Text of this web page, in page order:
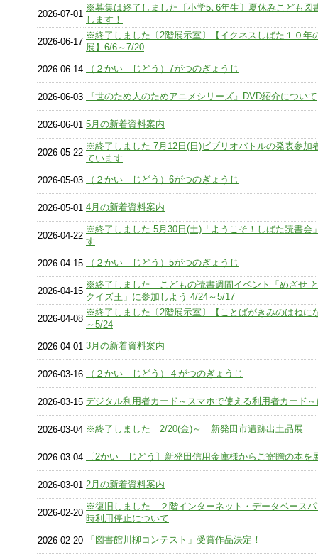
2026-07-01
※募集は終了しました〔小学5､6年生〕夏休みこども図
します！
2026-06-17
※終了しました〔2階展示室〕【イクネスしばた１０年
展】6/6～7/20
2026-06-14 （２かい じどう）7がつのぎょうじ
2026-06-03 『世のため人のためアニメシリーズ』DVD紹介について
2026-06-01 5月の新着資料案内
2026-05-22
※終了しました 7月12日(日)ビブリオバトルの発表参加
ています
2026-05-03 （２かい じどう）6がつのぎょうじ
2026-05-01 4月の新着資料案内
2026-04-22
※終了しました 5月30日(土)「ようこそ！しばた読書会
す
2026-04-15 （２かい じどう）5がつのぎょうじ
2026-04-15
※終了しました こどもの読書週間イベント「めざせ
クイズ王」に参加しよう 4/24～5/17
2026-04-08
※終了しました〔2階展示室〕【ことばがきみのはねに
～5/24
2026-04-01 3月の新着資料案内
2026-03-16 （２かい じどう）４がつのぎょうじ
2026-03-15 デジタル利用者カード～スマホで使える利用者カード
2026-03-04 ※終了しました 2/20(金)～ 新発田市遺跡出土品展
2026-03-04 〔2かい じどう〕新発田信用金庫様からご寄贈の本を
2026-03-01 2月の新着資料案内
2026-02-20
※復旧しました ２階インターネット・データベースパ
時利用停止について
2026-02-20 「図書館川柳コンテスト」受賞作品決定！